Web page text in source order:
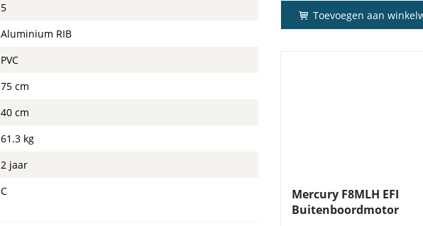
5
Aluminium RIB
PVC
75 cm
40 cm
61.3 kg
2 jaar
C
Toevoegen aan
Mercury F8MLH EFI
Buitenboordmotor